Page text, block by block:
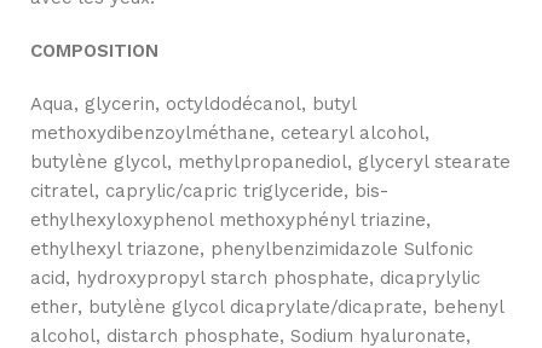
COMPOSITION
Aqua, glycerin, octyldodécanol, butyl
methoxydibenzoylméthane, cetearyl alcohol,
butylène glycol, methylpropanediol, glyceryl stearate
citratel, caprylic/capric triglyceride, bis-
ethylhexyloxyphenol methoxyphényl triazine,
ethylhexyl triazone, phenylbenzimidazole Sulfonic
acid, hydroxypropyl starch phosphate, dicaprylylic
ether, butylène glycol dicaprylate/dicaprate, behenyl
alcohol, distarch phosphate, Sodium hyaluronate,